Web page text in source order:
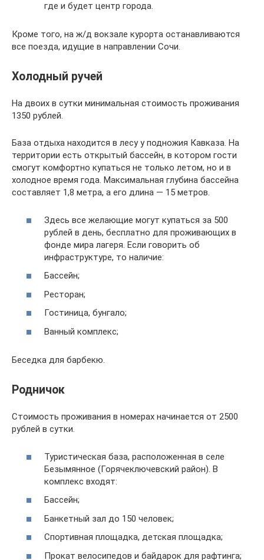
где и будет центр города.
Кроме того, на ж/д вокзале курорта останавливаются
все поезда, идущие в направлении Сочи.
Холодный ручей
На двоих в сутки минимальная стоимость проживания
1350 рублей.
База отдыха находится в лесу у подножия Кавказа. На
территории есть открытый бассейн, в котором гости
смогут комфортно купаться не только летом, но и в
холодное время года. Максимальная глубина бассейна
составляет 1,8 метра, а его длина — 15 метров.
Здесь все желающие могут купаться за 500
рублей в день, бесплатно для проживающих в
фонде мира лагеря. Если говорить об
инфраструктуре, то наличие:
Бассейн;
Ресторан;
Гостиница, бунгало;
Ванный комплекс;
Беседка для барбекю.
Родничок
Стоимость проживания в номерах начинается от 2500
рублей в сутки.
Туристическая база, расположенная в селе
Безымянное (Горячеключевский район). В
комплекс входят:
Бассейн;
Банкетный зал до 150 человек;
Спортивная площадка, детская площадка;
Прокат велосипедов и байдарок для рафтинга;